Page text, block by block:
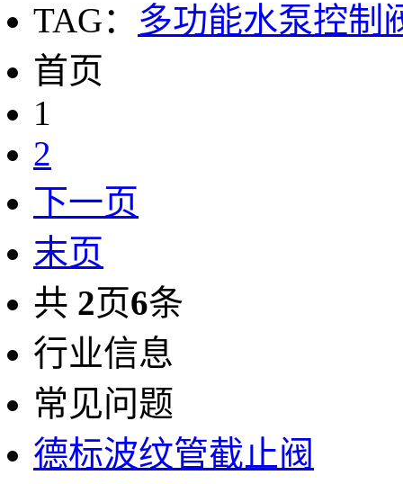
TAG： 多功能水泵控制
首页
1
2
下一页
末页
共 2页6条
行业信息
常见问题
德标波纹管截止阀